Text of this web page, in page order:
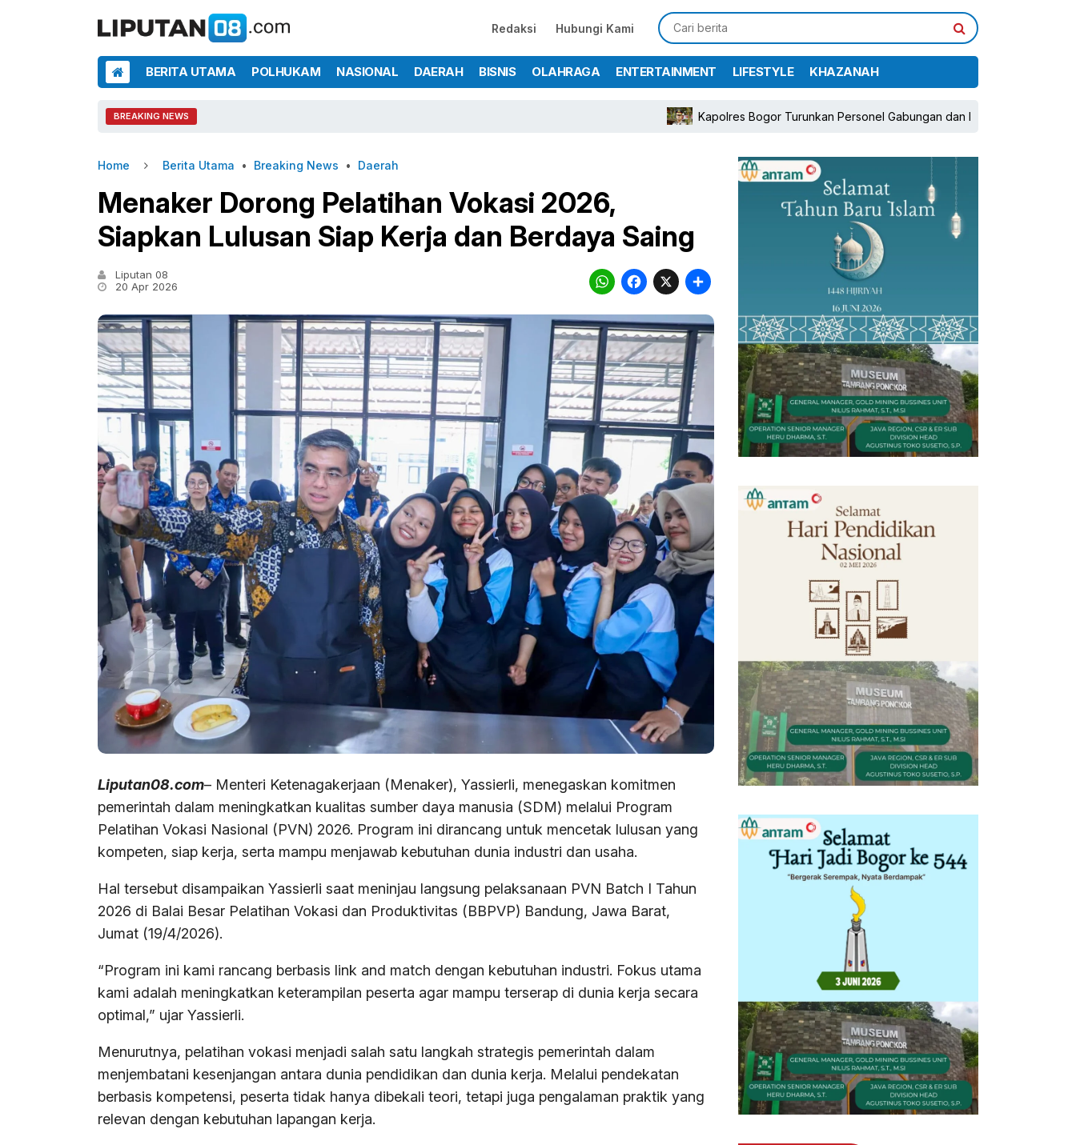
Redaksi Hubungi Kami
BERITA UTAMA POLHUKAM NASIONAL DAERAH BISNIS OLAHRAGA ENTERTAINMENT LIFESTYLE KHAZANAH
BREAKING NEWS Kapolres Bogor Turunkan Personel Gabungan dan Brimob, Prioritaskan
Home Berita Utama • Breaking News • Daerah
Menaker Dorong Pelatihan Vokasi 2026,
Siapkan Lulusan Siap Kerja dan Berdaya Saing
Liputan 08
20 Apr 2026
WhatsApp
Facebook
X
Liputan08.com– Menteri Ketenagakerjaan (Menaker), Yassierli, menegaskan komitmen
pemerintah dalam meningkatkan kualitas sumber daya manusia (SDM) melalui Program
Pelatihan Vokasi Nasional (PVN) 2026. Program ini dirancang untuk mencetak lulusan yang
kompeten, siap kerja, serta mampu menjawab kebutuhan dunia industri dan usaha.
Hal tersebut disampaikan Yassierli saat meninjau langsung pelaksanaan PVN Batch I Tahun
2026 di Balai Besar Pelatihan Vokasi dan Produktivitas (BBPVP) Bandung, Jawa Barat,
Jumat (19/4/2026).
“Program ini kami rancang berbasis link and match dengan kebutuhan industri. Fokus utama
kami adalah meningkatkan keterampilan peserta agar mampu terserap di dunia kerja secara
optimal,” ujar Yassierli.
Menurutnya, pelatihan vokasi menjadi salah satu langkah strategis pemerintah dalam
menjembatani kesenjangan antara dunia pendidikan dan dunia kerja. Melalui pendekatan
berbasis kompetensi, peserta tidak hanya dibekali teori, tetapi juga pengalaman praktik yang
relevan dengan kebutuhan lapangan kerja.